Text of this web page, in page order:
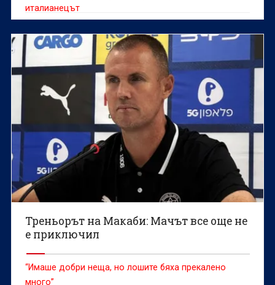
италианецът
Треньорът на Макаби: Мачът все още не
е приключил
“Имаше добри неща, но лошите бяха прекалено
много”